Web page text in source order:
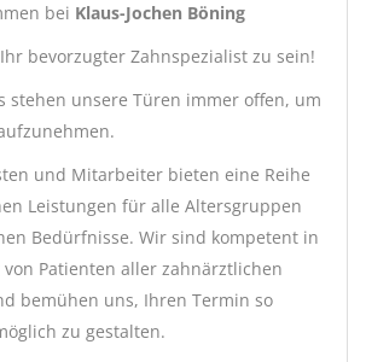
bei Klaus-Jochen Böning
bevorzugter Zahnspezialist zu sein!
stehen unsere Türen immer offen, um
und Mitarbeiter bieten eine Reihe
Leistungen für alle Altersgruppen
Bedürfnisse. Wir sind kompetent in
Patienten aller zahnärztlichen
bemühen uns, Ihren Termin so
zu gestalten.